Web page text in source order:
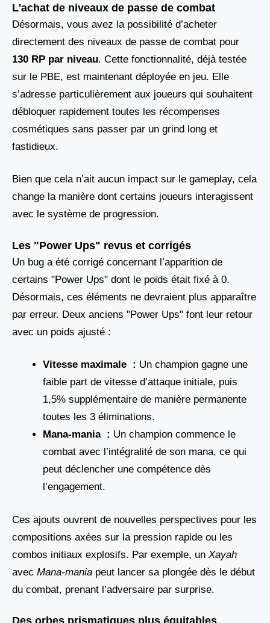
L'achat de niveaux de passe de combat
Désormais, vous avez la possibilité d’acheter
directement des niveaux de passe de combat pour
130 RP par niveau. Cette fonctionnalité, déjà testée
sur le PBE, est maintenant déployée en jeu. Elle
s’adresse particulièrement aux joueurs qui souhaitent
débloquer rapidement toutes les récompenses
cosmétiques sans passer par un grind long et
fastidieux.
Bien que cela n’ait aucun impact sur le gameplay, cela
change la manière dont certains joueurs interagissent
avec le système de progression.
Les "Power Ups" revus et corrigés
Un bug a été corrigé concernant l’apparition de
certains "Power Ups" dont le poids était fixé à 0.
Désormais, ces éléments ne devraient plus apparaître
par erreur. Deux anciens "Power Ups" font leur retour
avec un poids ajusté :
Vitesse maximale : Un champion gagne une
faible part de vitesse d’attaque initiale, puis
1,5% supplémentaire de manière permanente
toutes les 3 éliminations.
Mana-mania : Un champion commence le
combat avec l’intégralité de son mana, ce qui
peut déclencher une compétence dès
l’engagement.
Ces ajouts ouvrent de nouvelles perspectives pour les
compositions axées sur la pression rapide ou les
combos initiaux explosifs. Par exemple, un Xayah
avec Mana-mania peut lancer sa plongée dès le début
du combat, prenant l’adversaire par surprise.